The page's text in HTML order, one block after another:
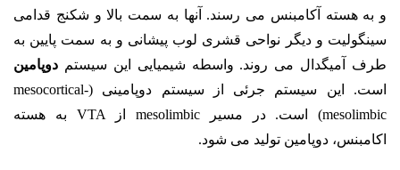
و به هسته آکامبنس می رسند. آنها به سمت بالا و شکنج قدامی
سینگولیت و دیگر نواحی قشری لوب پیشانی و به سمت پایین به
طرف آمیگدال می روند. واسطه شیمیایی این سیستم دوپامین
است. این سیستم جرئی از سیستم دوپامینی (mesocortical-
mesolimbic) است. در مسیر mesolimbic از VTA به هسته
اکامبنس، دوپامین تولید می شود.